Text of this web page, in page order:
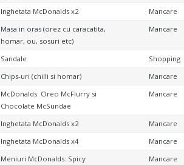
Inghetata McDonalds x2
Mancare
Masa in oras (orez cu caracatita,
homar, ou, sosuri etc)
Mancare
Sandale
Shopping
Chips-uri (chilli si homar)
Mancare
McDonalds: Oreo McFlurry si
Chocolate McSundae
Mancare
Inghetata McDonalds x2
Mancare
Inghetata McDonalds x4
Mancare
Meniuri McDonalds: Spicy
Mancare